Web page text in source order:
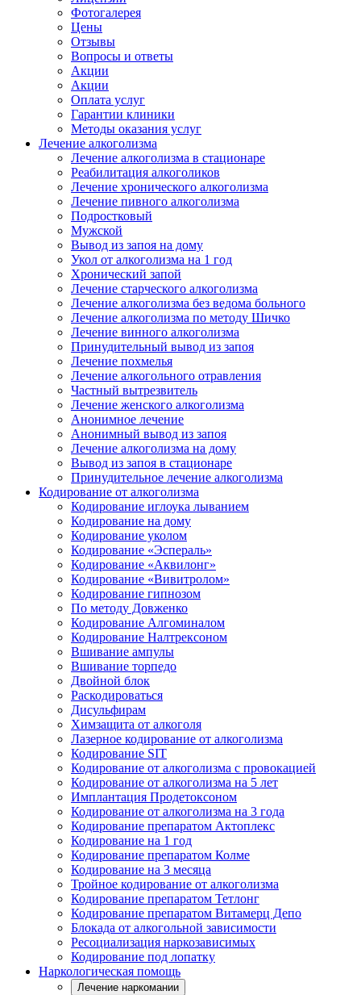
Фотогалерея
Цены
Отзывы
Вопросы и ответы
Акции
Акции
Оплата услуг
Гарантии клиники
Методы оказания услуг
Лечение алкоголизма
Лечение алкоголизма в стационаре
Реабилитация алкоголиков
Лечение хронического алкоголизма
Лечение пивного алкоголизма
Подростковый
Мужской
Вывод из запоя на дому
Укол от алкоголизма на 1 год
Хронический запой
Лечение старческого алкоголизма
Лечение алкоголизма без ведома больного
Лечение алкоголизма по методу Шичко
Лечение винного алкоголизма
Принудительный вывод из запоя
Лечение похмелья
Лечение алкогольного отравления
Частный вытрезвитель
Лечение женского алкоголизма
Анонимное лечение
Анонимный вывод из запоя
Лечение алкоголизма на дому
Вывод из запоя в стационаре
Принудительное лечение алкоголизма
Кодирование от алкоголизма
Кодирование иглоука лыванием
Кодирование на дому
Кодирование уколом
Кодирование «Эспераль»
Кодирование «Аквилонг»
Кодирование «Вивитролом»
Кодирование гипнозом
По методу Довженко
Кодирование Алгоминалом
Кодирование Налтрексоном
Вшивание ампулы
Вшивание торпедо
Двойной блок
Раскодироваться
Дисульфирам
Химзащита от алкоголя
Лазерное кодирование от алкоголизма
Кодирование SIT
Кодирование от алкоголизма с провокацией
Кодирование от алкоголизма на 5 лет
Имплантация Продетоксоном
Кодирование от алкоголизма на 3 года
Кодирование препаратом Актоплекс
Кодирование на 1 год
Кодирование препаратом Колме
Кодирование на 3 месяца
Тройное кодирование от алкоголизма
Кодирование препаратом Тетлонг
Кодирование препаратом Витамерц Депо
Блокада от алкогольной зависимости
Ресоциализация наркозависимых
Кодирование под лопатку
Наркологическая помощь
Лечение наркомании